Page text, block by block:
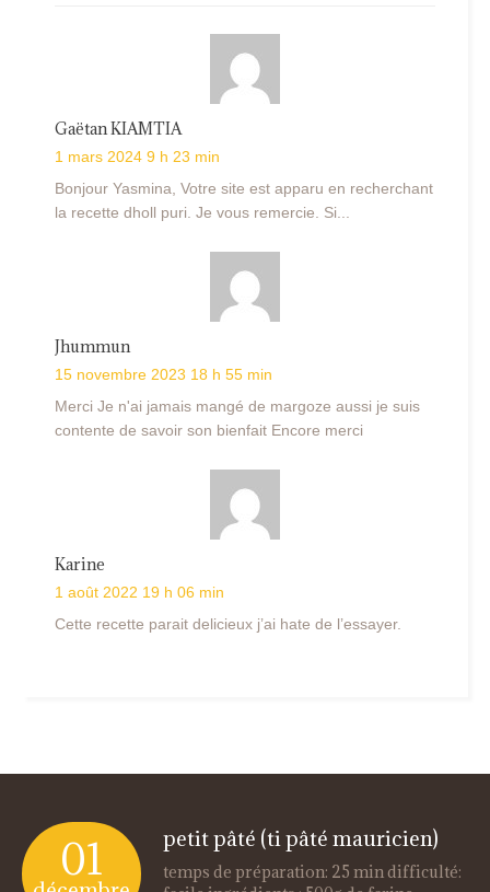
Gaëtan KIAMTIA
1 mars 2024 9 h 23 min
Bonjour Yasmina, Votre site est apparu en recherchant
la recette dholl puri. Je vous remercie. Si...
Jhummun
15 novembre 2023 18 h 55 min
Merci Je n'ai jamais mangé de margoze aussi je suis
contente de savoir son bienfait Encore merci
Karine
1 août 2022 19 h 06 min
Cette recette parait delicieux j’ai hate de l’essayer.
01 petit pâté (ti pâté mauricien)
temps de préparation: 25 min difficulté: